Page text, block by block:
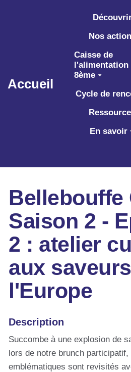
Aller au contenu principal
Accueil
Nos
Caisse de
l'alimentation
8ème
Cycle de
En savoir
Bellebouffe
Saison 2 -
2 : atelier
aux
l'Europe
Description
Succombe à une explosion de
lors de notre brunch participatif,
emblématiques sont revisités